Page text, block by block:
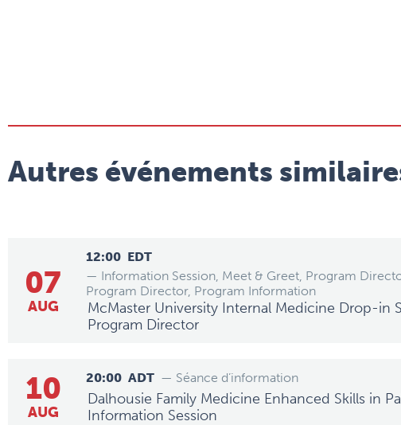
Autres événements
07
AUG
12:00 EDT
— Information Session, Meet & Greet, Program
Program Director, Program Information
McMaster University Internal Medicine Drop-in
Program Director
10
AUG
20:00ADT — Séance d’information
Dalhousie Family Medicine Enhanced Skills in
Information Session